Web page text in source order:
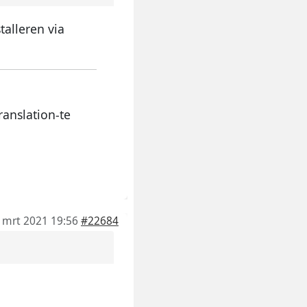
via
te
2021 19:56 #22684